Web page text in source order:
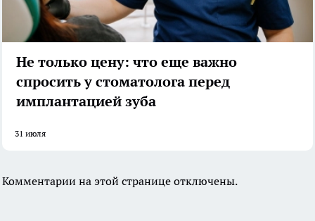
Не только цену: что еще важно
спросить у стоматолога перед
имплантацией зуба
31 июля
Комментарии на этой странице отключены.